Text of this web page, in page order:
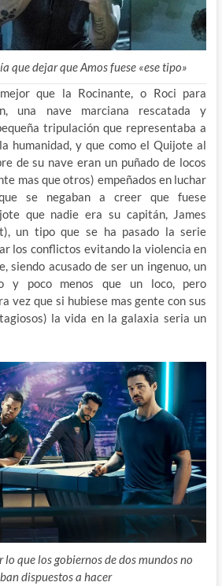
que dejar que Amos fuese «ese tipo»
que la Rocinante, o Roci para
una nave marciana rescatada y
tripulación que representaba a
humanidad, y que como el Quijote al
de su nave eran un puñado de locos
mas que otros) empeñados en luchar
se negaban a creer que fuese
que nadie era su capitán, James
un tipo que se ha pasado la serie
los conflictos evitando la violencia en
siendo acusado de ser un ingenuo, un
y poco menos que un loco, pero
vez que si hubiese mas gente con sus
la vida en la galaxia seria un
que los gobiernos de dos mundos no
dispuestos a hacer